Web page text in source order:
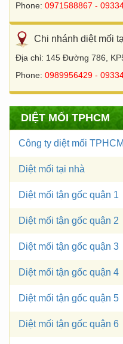
Phone: 0971588867 -
Chi nhánh diệt mối
Địa chỉ: 145 Đường 786,
Phone: 0989956429 -
DIỆT MỐI TPHCM
Công ty diệt mối TPHCM
Diệt mối tại nhà
Diệt mối tận gốc quận 1
Diệt mối tận gốc quận 2
Diệt mối tận gốc quận 3
Diệt mối tận gốc quận 4
Diệt mối tận gốc quận 5
Diệt mối tận gốc quận 6